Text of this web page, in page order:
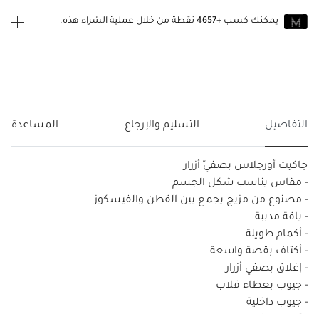
يمكنك كسب +4657
نقطة من خلال عملية الشراء هذه.
التفاصيل التسليم والإرجاع المساعدة
جاكيت أورجلاس بصفيّ أزرار
- مقاس يناسب شكل الجسم
- مصنوع من مزيج يجمع بين القطن والفيسكوز
- ياقة مدببة
- أكمام طويلة
- أكتاف بقصة واسعة
- إغلاق بصفي أزرار
- جيوب بغطاء قلاب
- جيوب داخلية